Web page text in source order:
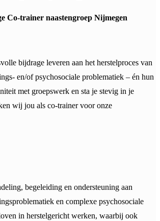
Co-trainer naastengroep Nijmegen
bijdrage leveren aan het herstelproces van
en/of psychosociale problematiek – én hun
met groepswerk en sta je stevig in je
wij jou als co-trainer voor onze
begeleiding en ondersteuning aan
en complexe psychosociale
in herstelgericht werken, waarbij ook